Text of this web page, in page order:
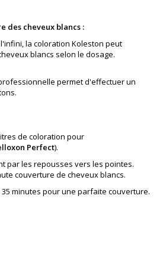
des cheveux blancs :
la coloration Koleston peut
blancs selon le dosage.
permet d'effectuer un
de coloration pour
Perfect).
par les repousses vers les pointes.
couverture de cheveux blancs.
minutes pour une parfaite couverture.